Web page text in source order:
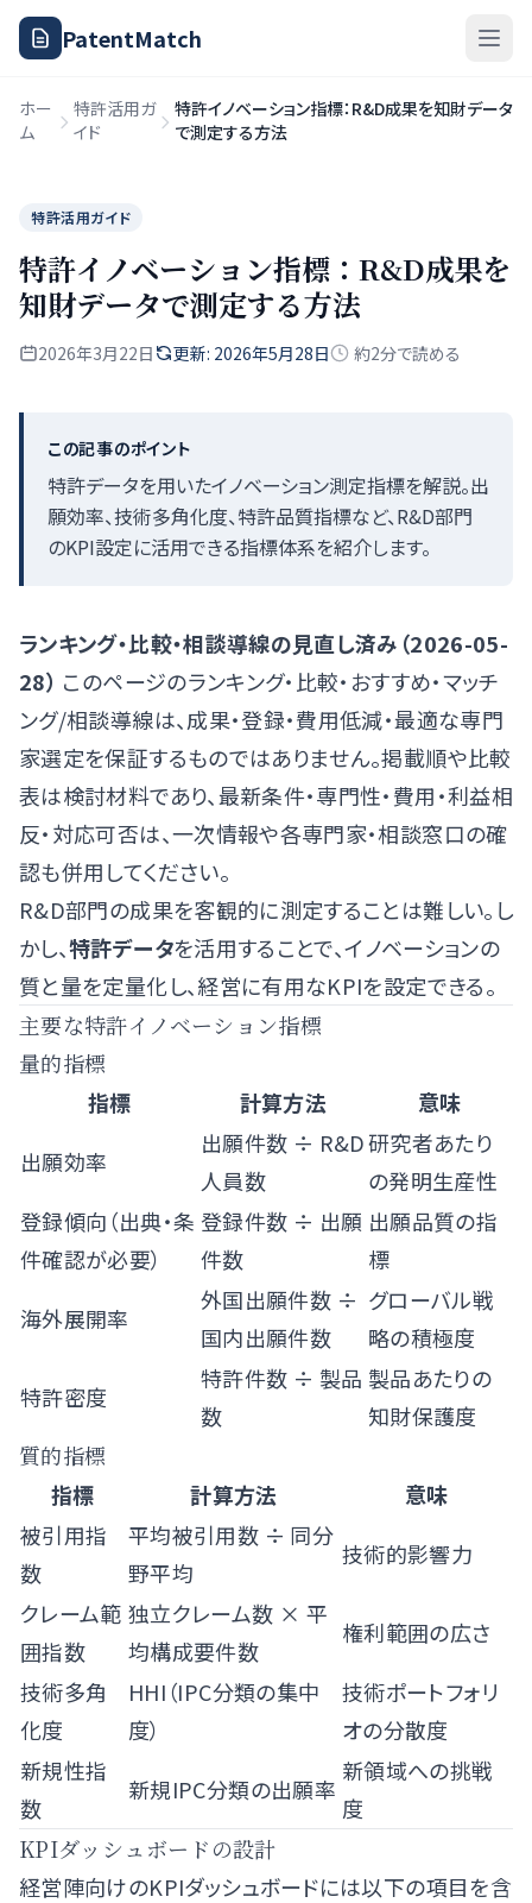
PatentMatch
ホー
ム
特許活用ガ
イド
特許イノベーション指標：R&D成果を知財データ
で測定する方法
特許活用ガイド
特許イノベーション指標：R&D成果を
知財データで測定する方法
2026年3月22日 更新: 2026年5月28日 約2分で読める
この記事のポイント
特許データを用いたイノベーション測定指標を解説。出
願効率、技術多角化度、特許品質指標など、R&D部門
のKPI設定に活用できる指標体系を紹介します。
ランキング・比較・相談導線の見直し済み（2026-05-
28） このページのランキング・比較・おすすめ・マッチ
ング/相談導線は、成果・登録・費用低減・最適な専門
家選定を保証するものではありません。掲載順や比較
表は検討材料であり、最新条件・専門性・費用・利益相
反・対応可否は、一次情報や各専門家・相談窓口の確
認も併用してください。
R&D部門の成果を客観的に測定することは難しい。し
かし、特許データを活用することで、イノベーションの
質と量を定量化し、経営に有用なKPIを設定できる。
主要な特許イノベーション指標
量的指標
指標
計算方法
意味
出願効率
出願件数 ÷ R&D
人員数
研究者あたり
の発明生産性
登録傾向（出典・条
件確認が必要）
登録件数 ÷ 出願
件数
出願品質の指
標
海外展開率
外国出願件数 ÷
国内出願件数
グローバル戦
略の積極度
特許密度
特許件数 ÷ 製品
数
製品あたりの
知財保護度
質的指標
指標
計算方法
意味
被引用指
数
平均被引用数 ÷ 同分
野平均
技術的影響力
クレーム範
囲指数
独立クレーム数 × 平
均構成要件数
権利範囲の広さ
技術多角
化度
HHI（IPC分類の集中
度）
技術ポートフォリ
オの分散度
新規性指
数
新規IPC分類の出願率
新領域への挑戦
度
KPIダッシュボードの設計
経営陣向けのKPIダッシュボードには以下の項目を含